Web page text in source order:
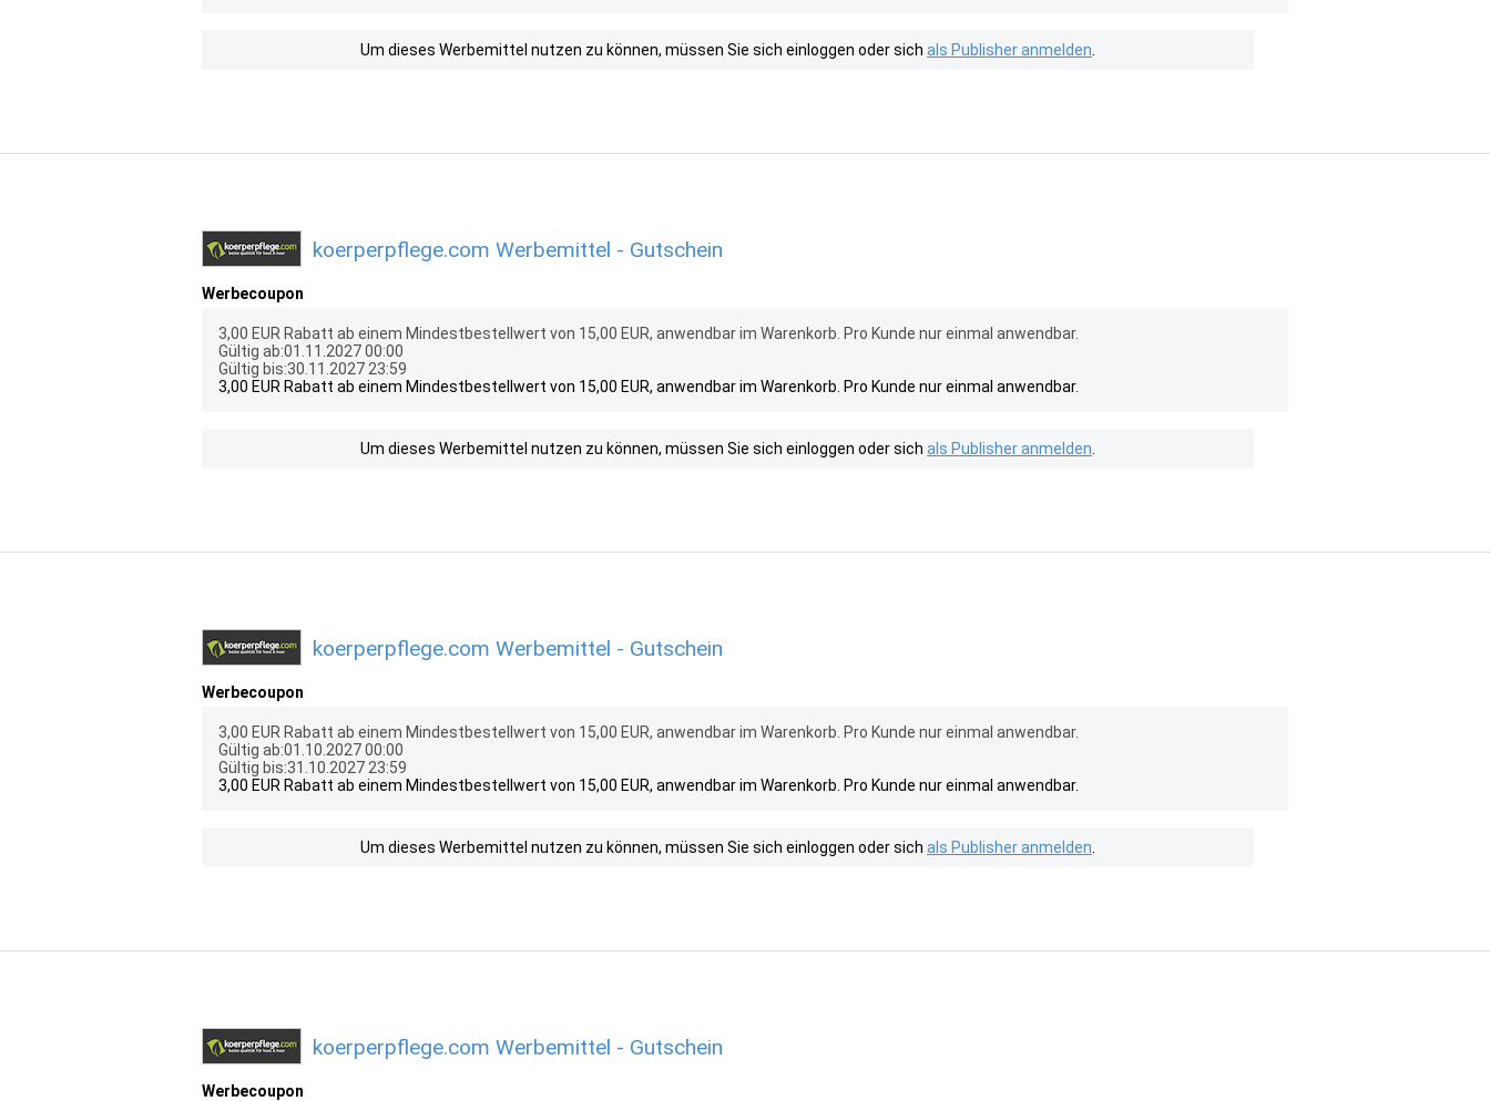
Um dieses Werbemittel nutzen zu können, müssen Sie sich einloggen oder sich als Publisher anmelden
koerperpflege.com Werbemittel - Gutschein
Werbecoupon
3,00 EUR Rabatt ab einem Mindestbestellwert von 15,00 EUR, anwendbar im Warenkorb. Pro Kunde nur einmal anwendbar.
Gültig ab:01.11.2027 00:00
Gültig bis:30.11.2027 23:59
3,00 EUR Rabatt ab einem Mindestbestellwert von 15,00 EUR, anwendbar im Warenkorb. Pro Kunde nur einmal anwendbar.
Um dieses Werbemittel nutzen zu können, müssen Sie sich einloggen oder sich als Publisher anmelden
koerperpflege.com Werbemittel - Gutschein
Werbecoupon
3,00 EUR Rabatt ab einem Mindestbestellwert von 15,00 EUR, anwendbar im Warenkorb. Pro Kunde nur einmal anwendbar.
Gültig ab:01.10.2027 00:00
Gültig bis:31.10.2027 23:59
3,00 EUR Rabatt ab einem Mindestbestellwert von 15,00 EUR, anwendbar im Warenkorb. Pro Kunde nur einmal anwendbar.
Um dieses Werbemittel nutzen zu können, müssen Sie sich einloggen oder sich als Publisher anmelden
koerperpflege.com Werbemittel - Gutschein
Werbecoupon